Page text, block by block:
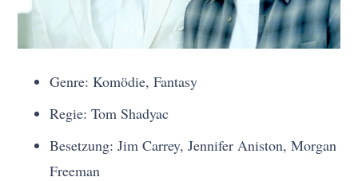
Genre: Komödie, Fantasy
Regie: Tom Shadyac
Besetzung: Jim Carrey, Jennifer Aniston, Morgan
Freeman